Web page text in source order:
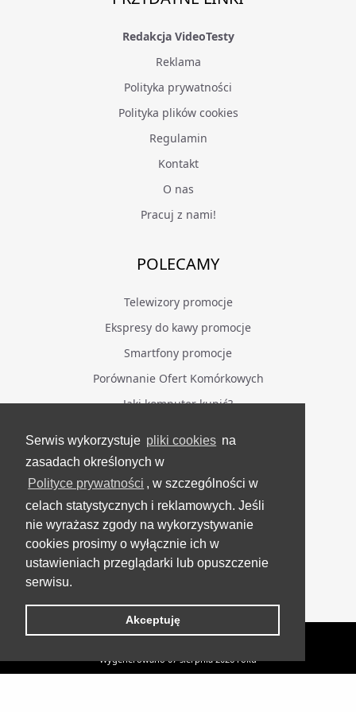
Serwis wykorzystuje pliki cookies na
zasadach określonych w
Polityce prywatności , w szczególności w
celach statystycznych i reklamowych. Jeśli
nie wyrażasz zgody na wykorzystywanie
cookies prosimy o wyłącznie ich w
ustawieniach przeglądarki lub opuszczenie
serwisu.
Akceptuję
Redakcja VideoTesty
Reklama
Polityka prywatności
Polityka plików cookies
Regulamin
Kontakt
O nas
Pracuj z nami!
POLECAMY
Telewizory promocje
Ekspresy do kawy promocje
Smartfony promocje
Porównanie Ofert Komórkowych
Jaki komputer kupić?
BĄDŹ NA BIEŻĄCO
Facebook
Grupa Testerzy Videotestów
YouTube
Twitter
VideoTesty.pl Wszelkie prawa zastrzeżone
Wygenerowano 07 sierpnia 2026 roku